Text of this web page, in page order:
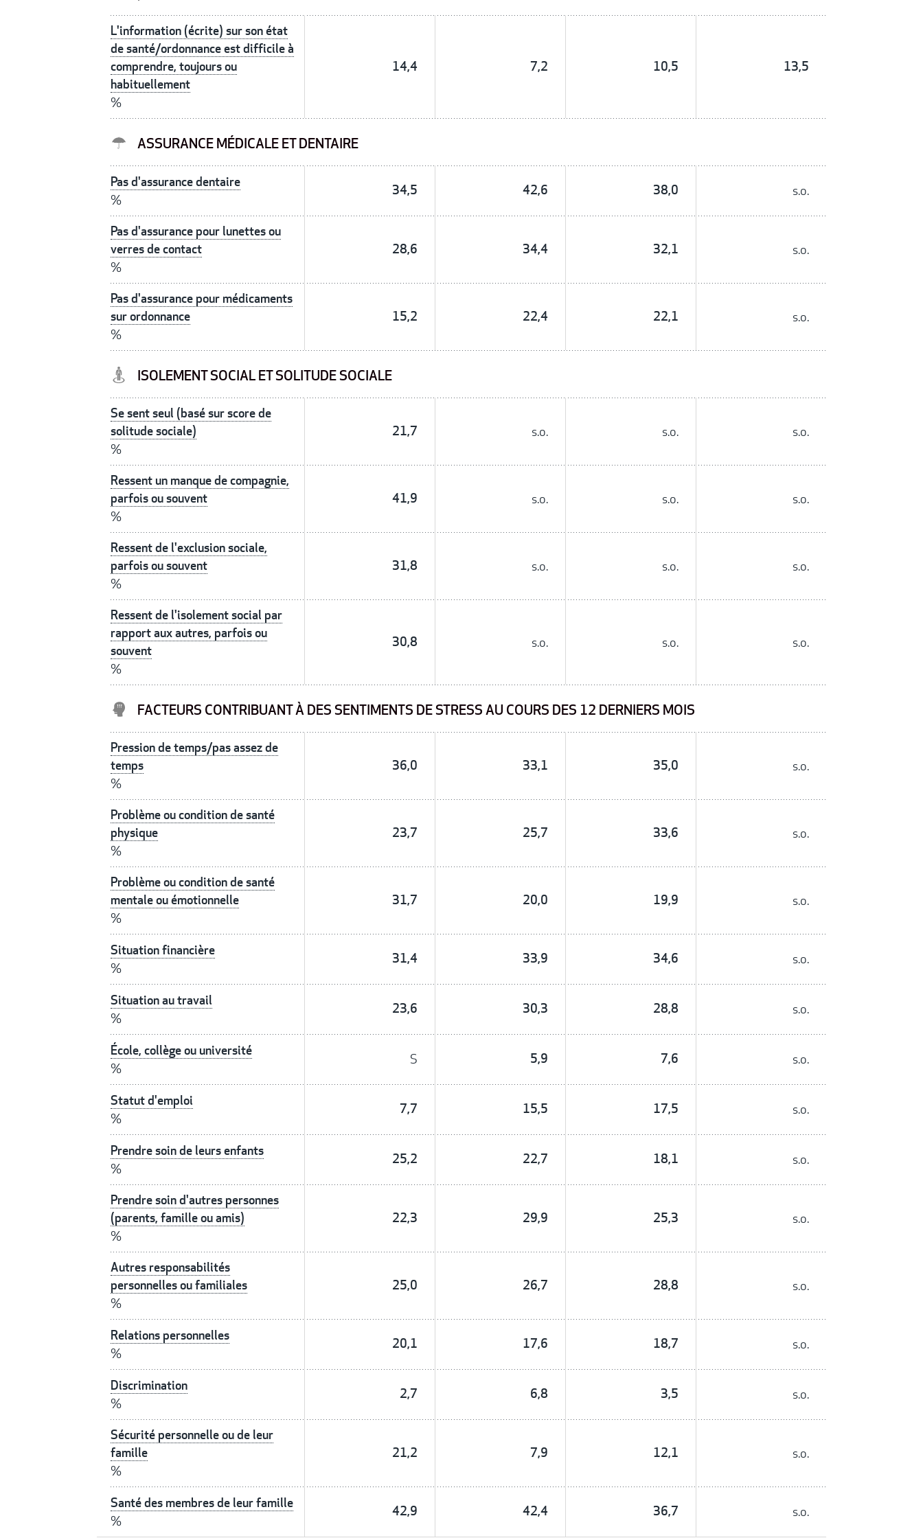
L'information (écrite) sur son état
de santé/ordonnance est difficile à
comprendre, toujours ou
habituellement
%
14,4 7,2 10,5 13,5
ASSURANCE MÉDICALE ET DENTAIRE
Pas d'assurance dentaire
%
34,5 42,6 38,0 s.o.
Pas d'assurance pour lunettes ou
verres de contact
%
28,6 34,4 32,1 s.o.
Pas d'assurance pour médicaments
sur ordonnance
%
15,2 22,4 22,1 s.o.
ISOLEMENT SOCIAL ET SOLITUDE SOCIALE
Se sent seul (basé sur score de
solitude sociale)
%
21,7 s.o. s.o. s.o.
Ressent un manque de compagnie,
parfois ou souvent
%
41,9 s.o. s.o. s.o.
Ressent de l'exclusion sociale,
parfois ou souvent
%
31,8 s.o. s.o. s.o.
Ressent de l'isolement social par
rapport aux autres, parfois ou
souvent
%
30,8 s.o. s.o. s.o.
FACTEURS CONTRIBUANT À DES SENTIMENTS DE STRESS AU COURS DES 12 DERNIERS MOIS
Pression de temps/pas assez de
temps
%
36,0 33,1 35,0 s.o.
Problème ou condition de santé
physique
%
23,7 25,7 33,6 s.o.
Problème ou condition de santé
mentale ou émotionnelle
%
31,7 20,0 19,9 s.o.
Situation financière
%
31,4 33,9 34,6 s.o.
Situation au travail
%
23,6 30,3 28,8 s.o.
École, collège ou université
%
S 5,9 7,6 s.o.
Statut d'emploi
%
7,7 15,5 17,5 s.o.
Prendre soin de leurs enfants
%
25,2 22,7 18,1 s.o.
Prendre soin d'autres personnes
(parents, famille ou amis)
%
22,3 29,9 25,3 s.o.
Autres responsabilités
personnelles ou familiales
%
25,0 26,7 28,8 s.o.
Relations personnelles
%
20,1 17,6 18,7 s.o.
Discrimination
%
2,7 6,8 3,5 s.o.
Sécurité personnelle ou de leur
famille
%
21,2 7,9 12,1 s.o.
Santé des membres de leur famille
%
42,9 42,4 36,7 s.o.